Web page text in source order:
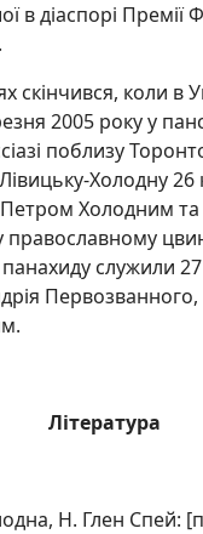
в діаспорі Премії
скінчився, коли в
2005 року у
поблизу
Холодну 26
Петром Холодним
православному
служили 27
Література
Н. Глен Спей: